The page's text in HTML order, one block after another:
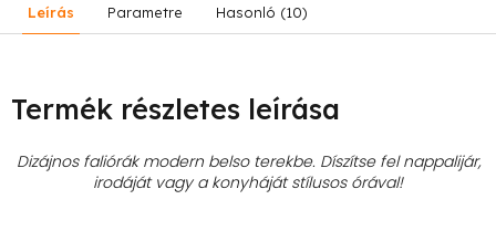
Leírás Parametre Hasonló (10)
Termék részletes leírása
Dizájnos faliórák modern belso terekbe. Díszítse fel nappalijár,
irodáját vagy a konyháját stílusos órával!